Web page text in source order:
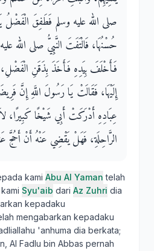
صلى الله عليه وسلم فَطَفِقَ الْفَضْلُ
حُسْنُهَا، فَالْتَفَتَ النَّبِيُّ صلى الله
فَأَخْلَفَ بِيَدِهِ فَأَخَذَ بِذَقَنِ
إِلَيْهَا، فَقَالَتْ يَا رَسُولَ اللَّهِ إِنَّ
عِبَادِهِ أَدْرَكَتْ أَبِي شَيْخًا كَبِيرًا،
الرَّاحِلَةِ، فَهَلْ يَقْضِي عَنْهُ أَنْ أَحُجَّ
kami Abu Al Yaman telah
Syu'aib dari Az Zuhri dia
kepadaku
mengabarkan kepadaku
'anhuma dia berkata;
Al Fadlu bin Abbas pernah